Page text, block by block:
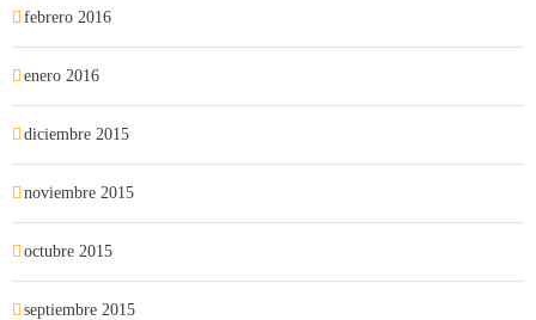
febrero 2016
enero 2016
diciembre 2015
noviembre 2015
octubre 2015
septiembre 2015